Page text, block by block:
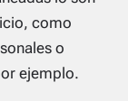
como
o
ejemplo.